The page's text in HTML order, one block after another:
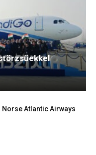
Norse Atlantic Airways